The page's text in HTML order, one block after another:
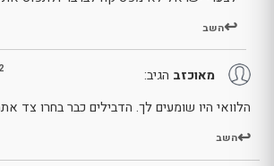
השב
מאוכזב הגיב:
הלוואי היו שומעים לך. הדבילים כבר בחרו צד
השב